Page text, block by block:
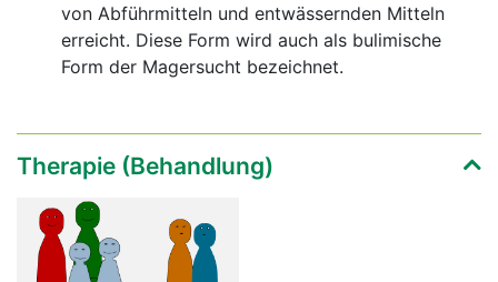
von Abführmitteln und entwässernden Mitteln
erreicht. Diese Form wird auch als bulimische
Form der Magersucht bezeichnet.
Therapie (Behandlung)